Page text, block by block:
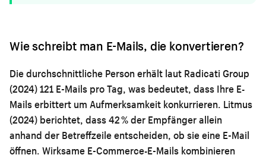
Wie schreibt man E-Mails, die konvertieren?
Die durchschnittliche Person erhält laut Radicati Group
(2024) 121 E-Mails pro Tag, was bedeutet, dass Ihre E-
Mails erbittert um Aufmerksamkeit konkurrieren. Litmus
(2024) berichtet, dass 42 % der Empfänger allein
anhand der Betreffzeile entscheiden, ob sie eine E-Mail
öffnen. Wirksame E-Commerce-E-Mails kombinieren